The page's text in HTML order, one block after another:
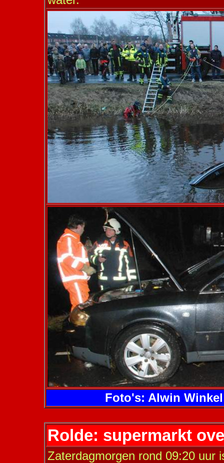
Foto's: Alwin
Rolde: supermarkt
Zaterdagmorgen rond 09:20 uur